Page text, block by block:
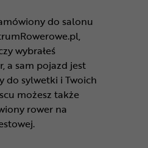
do salonu
wybrałeś
a sam pojazd jest
do sylwetki i Twoich
możesz także
rower na